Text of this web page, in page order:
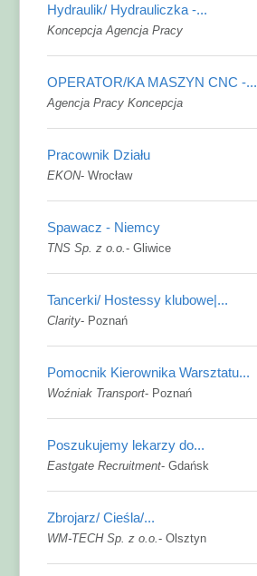
Hydraulik/ Hydrauliczka -...
Koncepcja Agencja Pracy
OPERATOR/KA MASZYN CNC -...
Agencja Pracy Koncepcja
Pracownik Działu
EKON-Wrocław
Spawacz - Niemcy
TNS Sp. z o.o.-Gliwice
Tancerki/ Hostessy klubowe|...
Clarity- Poznań
Pomocnik Kierownika Warsztatu...
Woźniak Transport- Poznań
Poszukujemy lekarzy do...
Eastgate Recruitment-Gdańsk
Zbrojarz/ Cieśla/...
WM-TECH Sp. z o.o.-Olsztyn